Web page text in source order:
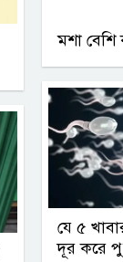
মশা বেশি
যে ৫
দূর করে